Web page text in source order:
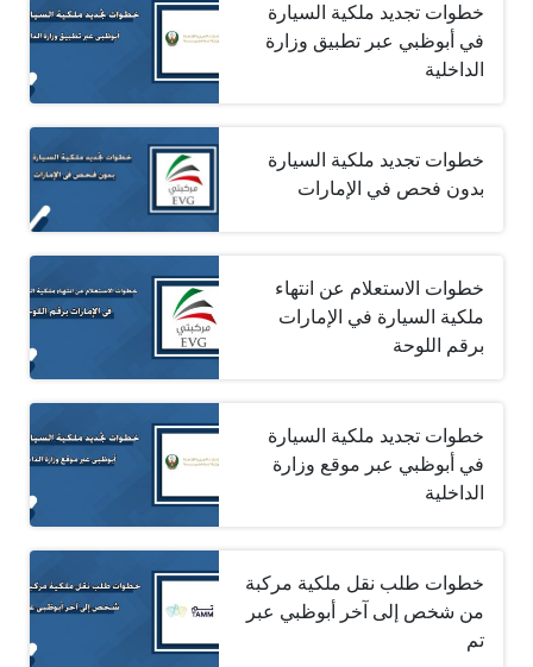
خطوات تجديد ملكية السيارة
في أبوظبي عبر تطبيق وزارة
الداخلية
خطوات تجديد ملكية السيارة
بدون فحص في الإمارات
خطوات الاستعلام عن انتهاء
ملكية السيارة في الإمارات
برقم اللوحة
خطوات تجديد ملكية السيارة
في أبوظبي عبر موقع وزارة
الداخلية
خطوات طلب نقل ملكية مركبة
من شخص إلى آخر أبوظبي عبر
تم